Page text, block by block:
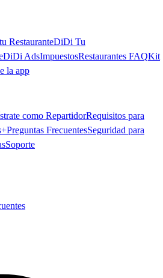
RestauranteDiDi Tu
DiDi AdsImpuestosRestaurantes FAQKit
la app
como RepartidorRequisitos para
Preguntas FrecuentesSeguridad para
Soporte